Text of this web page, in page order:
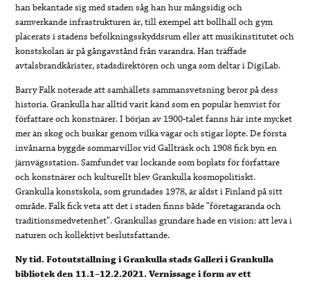
han bekantade sig med staden såg han hur mångsidig och
samverkande infrastrukturen är, till exempel att bollhall och gym
placerats i stadens befolkningsskyddsrum eller att musikinstitutet och
konstskolan är på gångavstånd från varandra. Han träffade
avtalsbrandkårister, stadsdirektören och unga som deltar i DigiLab.
Barry Falk noterade att samhällets sammansvetsning beror på dess
historia. Grankulla har alltid varit känd som en populär hemvist för
författare och konstnärer. I början av 1900-talet fanns här inte mycket
mer än skog och buskar genom vilka vägar och stigar löpte. De första
invånarna byggde sommarvillor vid Gallträsk och 1908 fick byn en
järnvägsstation. Samfundet var lockande som boplats för författare
och konstnärer och kulturellt blev Grankulla kosmopolitiskt.
Grankulla konstskola, som grundades 1978, är äldst i Finland på sitt
område. Falk fick veta att det i staden finns både ”företagaranda och
traditionsmedvetenhet”. Grankullas grundare hade en vision: att leva i
naturen och kollektivt beslutsfattande.
Ny tid. Fotoutställning i Grankulla stads Galleri i Grankulla
bibliotek den 11.1–12.2.2021. Vernissage i form av ett